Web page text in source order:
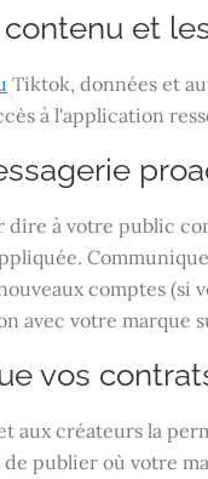
contenu et
Tiktok, données et
à l'application
dire à votre public
comptes (si
avec votre marque
vos
aux créateurs la
publier où votre